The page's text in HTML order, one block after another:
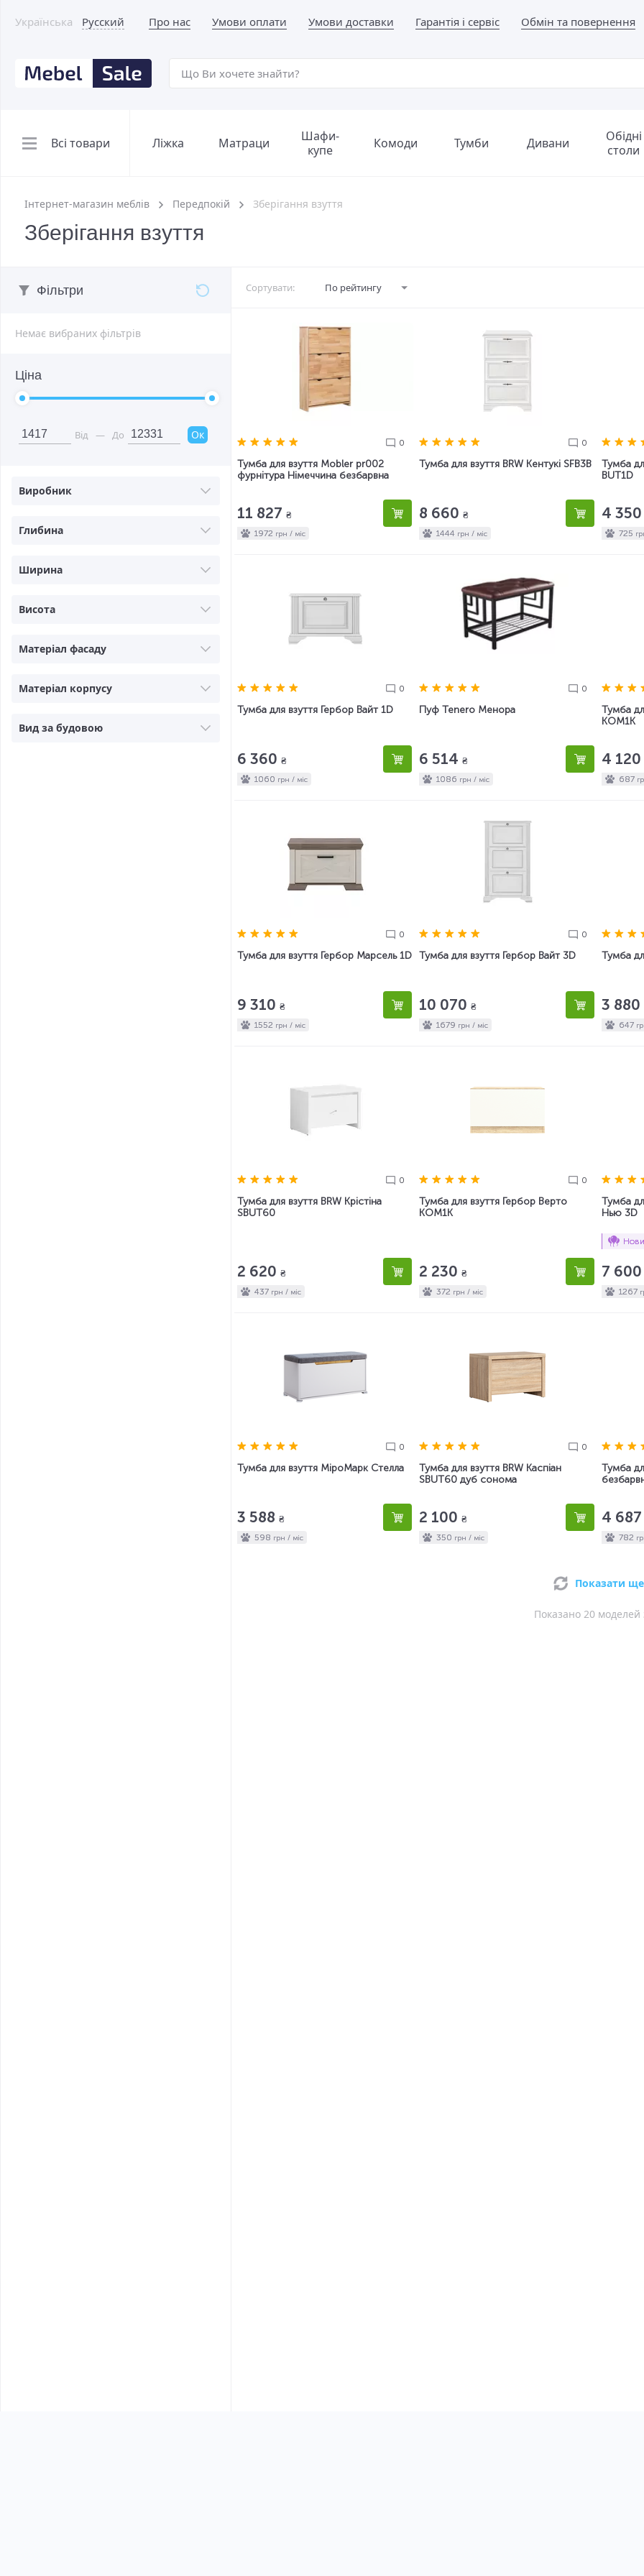
Українська Русский Про нас Умови оплати Умови доставки Гарантія і сервіс Обмін та повернення
Всі товари Ліжка Матраци
Шафи-
купе
Комоди Тумби Дивани
Обідні
столи
Інтернет-магазин меблів Передпокій Зберігання взуття
Зберігання взуття
Фільтри
Немає вибраних фільтрів
Ціна
Від — До Ок
Виробник
Глибина
Ширина
Висота
Матеріал фасаду
Матеріал корпусу
Вид за будовою
Сортувати: По рейтингу
0
Тумба для взуття Mobler pr002
фурнітура Німеччина безбарвна
11 827 ₴
1972 грн / міс
0
Тумба для взуття BRW Кентукі SFB3B
8 660₴
1444 грн / міс
Тумба
BUT1D
4
725
0
Тумба для взуття Гербор Вайт 1D
6 360 ₴
1060 грн / міс
0
Пуф Tenero Менора
6 514₴
1086 грн / міс
Тумба
KOM1K
4 120
687
0
Тумба для взуття Гербор Марсель 1D
9 310 ₴
1552 грн / міс
0
Тумба для взуття Гербор Вайт 3D
10 070₴
1679 грн / міс
Тумба
3 880
647
0
Тумба для взуття BRW Крістіна
SBUT60
2 620 ₴
437 грн / міс
0
Тумба для взуття Гербор Верто
KOM1K
2 230₴
372 грн / міс
Тумба
Нью 3D
7
1267
0
Тумба для взуття МіроМарк Стелла
3 588 ₴
598 грн / міс
0
Тумба для взуття BRW Каспіан
SBUT60 дуб сонома
2 100₴
350 грн / міс
Тумба
4
782
Показати ще
Показано 20 моделей